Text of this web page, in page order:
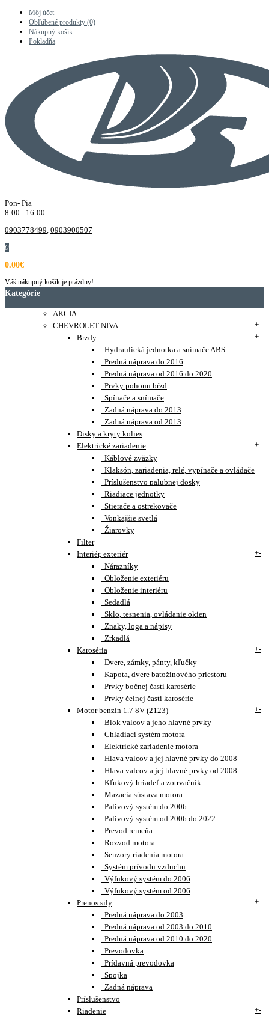
Môj účet
Obľúbené produkty (0)
Nákupný košík
Pokladňa
Pon- Pia
8:00 - 16:00
0903778499, 0903900507
0
0.00€
Váš nákupný košík je prázdny!
Kategórie
AKCIA
CHEVROLET NIVA
+-
Brzdy
+-
Hydraulická jednotka a snímače ABS
Predná náprava do 2016
Predná náprava od 2016 do 2020
Prvky pohonu bŕzd
Spínače a snímače
Zadná náprava do 2013
Zadná náprava od 2013
Disky a kryty kolies
Elektrické zariadenie
+-
Káblové zväzky
Klaksón, zariadenia, relé, vypínače a ovládače
Príslušenstvo palubnej dosky
Riadiace jednotky
Stierače a ostrekovače
Vonkajšie svetlá
Žiarovky
Filter
Interiér, exteriér
+-
Nárazníky
Obloženie exteriéru
Obloženie interiéru
Sedadlá
Sklo, tesnenia, ovládanie okien
Znaky, loga a nápisy
Zrkadlá
Karoséria
+-
Dvere, zámky, pánty, kľučky
Kapota, dvere batožinového priestoru
Prvky bočnej časti karosérie
Prvky čelnej časti karosérie
Motor benzín 1.7 8V (2123)
+-
Blok valcov a jeho hlavné prvky
Chladiaci systém motora
Elektrické zariadenie motora
Hlava valcov a jej hlavné prvky do 2008
Hlava valcov a jej hlavné prvky od 2008
Kľukový hriadeľ a zotrvačník
Mazacia sústava motora
Palivový systém do 2006
Palivový systém od 2006 do 2022
Prevod remeňa
Rozvod motora
Senzory riadenia motora
Systém prívodu vzduchu
Výfukový systém do 2006
Výfukový systém od 2006
Prenos sily
+-
Predná náprava do 2003
Predná náprava od 2003 do 2010
Predná náprava od 2010 do 2020
Prevodovka
Prídavná prevodovka
Spojka
Zadná náprava
Príslušenstvo
Riadenie
+-